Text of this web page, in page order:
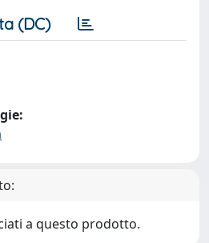
(DC)
a questo prodotto.